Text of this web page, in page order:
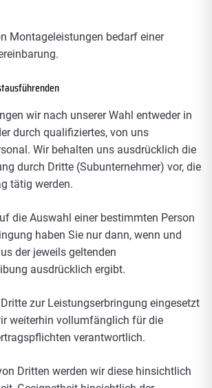
Montageleistungen bedarf einer
wir nach unserer Wahl entweder in
durch qualifiziertes, von uns
Wir behalten uns ausdrücklich die
durch Dritte (Subunternehmer) vor, die
tätig werden.
die Auswahl einer bestimmten Person
haben Sie nur dann, wenn und
der jeweils geltenden
ausdrücklich ergibt.
zur Leistungserbringung eingesetzt
weiterhin vollumfänglich für die
verantwortlich.
Dritten werden wir diese hinsichtlich